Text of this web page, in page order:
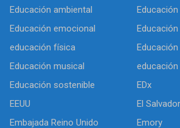
Educación ambiental
Educación emocional
educación física
Educación musical
educación
Educación sostenible
EDx
EEUU
El Salvador
Embajada Reino Unido
Emory